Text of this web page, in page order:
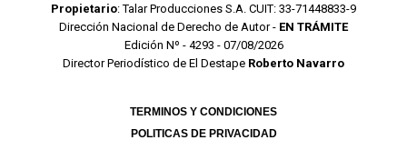
Propietario: Talar Producciones S.A. CUIT: 33-71448833-9
Dirección Nacional de Derecho de Autor - EN TRÁMITE
Edición Nº - 4293 - 07/08/2026
Director Periodístico de El Destape Roberto Navarro
TERMINOS Y CONDICIONES
POLITICAS DE PRIVACIDAD